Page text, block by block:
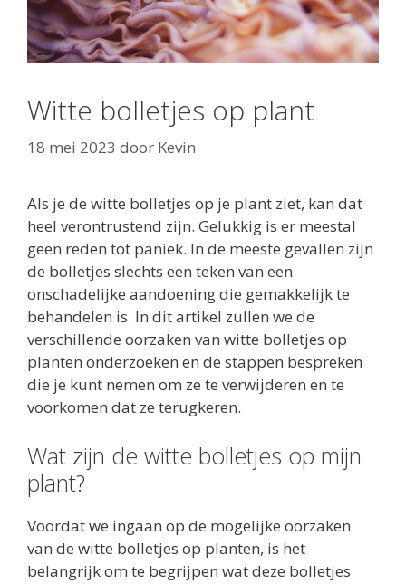
Witte bolletjes op plant
18 mei 2023 door Kevin
Als je de witte bolletjes op je plant ziet, kan dat
heel verontrustend zijn. Gelukkig is er meestal
geen reden tot paniek. In de meeste gevallen zijn
de bolletjes slechts een teken van een
onschadelijke aandoening die gemakkelijk te
behandelen is. In dit artikel zullen we de
verschillende oorzaken van witte bolletjes op
planten onderzoeken en de stappen bespreken
die je kunt nemen om ze te verwijderen en te
voorkomen dat ze terugkeren.
Wat zijn de witte bolletjes op mijn
plant?
Voordat we ingaan op de mogelijke oorzaken
van de witte bolletjes op planten, is het
belangrijk om te begrijpen wat deze bolletjes